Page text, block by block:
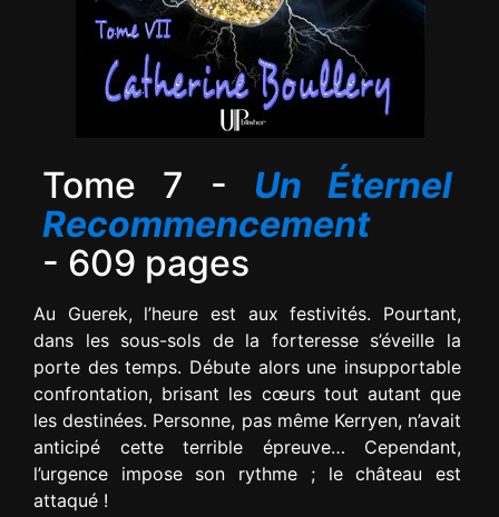
Tome 7 - Un Éternel
Recommencement
- 609 pages
Au Guerek, l’heure est aux festivités. Pourtant,
dans les sous-sols de la forteresse s’éveille la
porte des temps. Débute alors une insupportable
confrontation, brisant les cœurs tout autant que
les destinées. Personne, pas même Kerryen, n’avait
anticipé cette terrible épreuve… Cependant,
l’urgence impose son rythme ; le château est
attaqué !